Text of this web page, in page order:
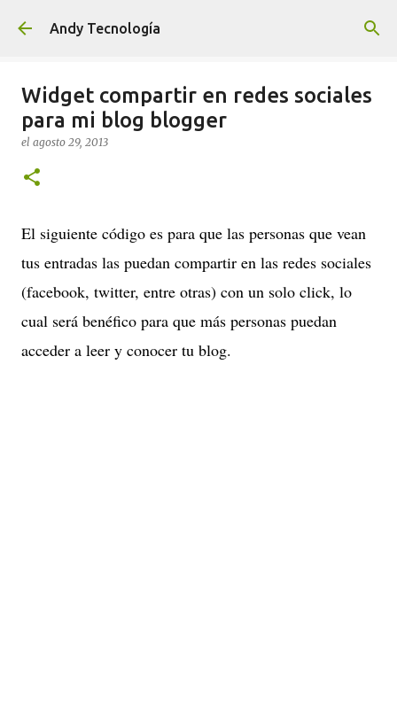
Ir al contenido principal
Andy Tecnología
Widget compartir en redes sociales
para mi blog blogger
el agosto 29, 2013
El siguiente código es para que las personas que vean
tus entradas las puedan compartir en las redes sociales
(facebook, twitter, entre otras) con un solo click, lo
cual será benéfico para que más personas puedan
acceder a leer y conocer tu blog.